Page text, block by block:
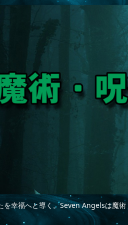
を幸福へと導く。Seven Angelsは魔